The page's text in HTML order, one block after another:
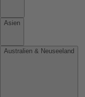
Asien
Australien & Neuseeland